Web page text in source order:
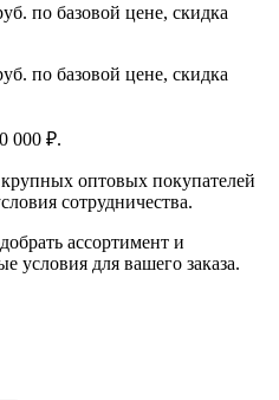
по базовой цене, скидка
по базовой цене, скидка
000 ₽.
оптовых покупателей
сотрудничества.
ассортимент и
условия для вашего заказа.